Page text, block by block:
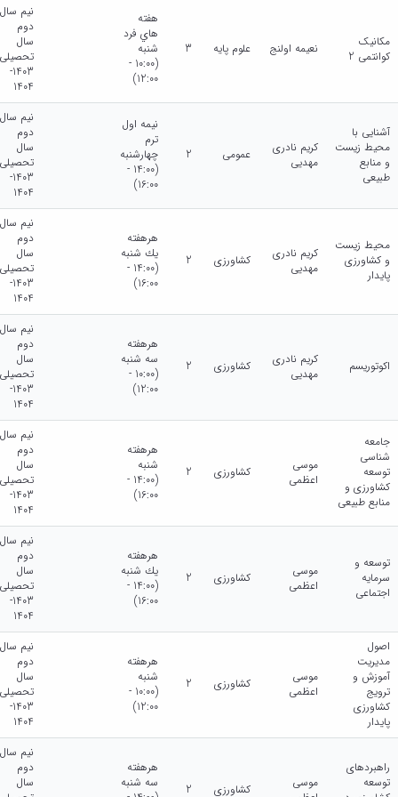
مکانیک
کوانتمی 2
نعیمه اولنج علوم پایه 3
هفته
هاي فرد
شنبه
(10:00 -
12:00)
نیم سال
دوم
سال
تحصیلی
1403-
1404
آشنایی با
محیط زیست
و منابع
طبیعی
کریم نادری
مهدیی
عمومی 2
نيمه اول
ترم
چهارشنبه
(14:00 -
16:00)
نیم سال
دوم
سال
تحصیلی
1403-
1404
محیط زیست
و کشاورزی
پایدار
کریم نادری
مهدیی
کشاورزی 2
هرهفته
يك شنبه
(14:00 -
16:00)
نیم سال
دوم
سال
تحصیلی
1403-
1404
اکوتوریسم
کریم نادری
مهدیی
کشاورزی 2
هرهفته
سه شنبه
(10:00 -
12:00)
نیم سال
دوم
سال
تحصیلی
1403-
1404
جامعه
شناسی
توسعه
کشاورزی و
منابع طبیعی
موسی
اعظمی
کشاورزی 2
هرهفته
شنبه
(14:00 -
16:00)
نیم سال
دوم
سال
تحصیلی
1403-
1404
توسعه و
سرمایه
اجتماعی
موسی
اعظمی
کشاورزی 2
هرهفته
يك شنبه
(14:00 -
16:00)
نیم سال
دوم
سال
تحصیلی
1403-
1404
اصول
مدیریت
آموزش و
ترویج
کشاورزی
پایدار
موسی
اعظمی
کشاورزی 2
هرهفته
شنبه
(10:00 -
12:00)
نیم سال
دوم
سال
تحصیلی
1403-
1404
راهبردهای
توسعه
موسی
کشاورزی 2
هرهفته
سه شنبه
نیم سال
دوم
سال